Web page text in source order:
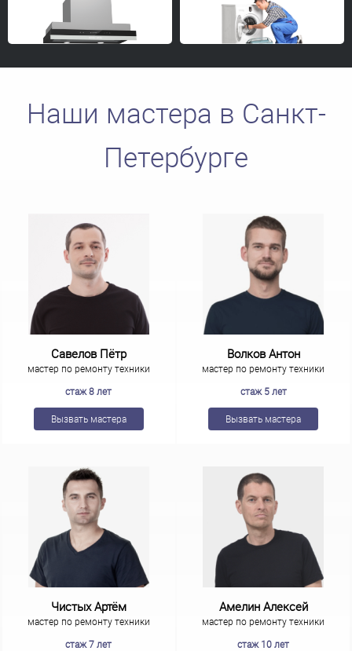
Наши мастера в Санкт-
Петербурге
Савелов Пётр
мастер по ремонту техники
стаж 8 лет
Вызвать мастера
Волков Антон
мастер по ремонту техники
стаж 5 лет
Вызвать мастера
Чистых Артём
мастер по ремонту техники
стаж 7 лет
Амелин Алексей
мастер по ремонту техники
стаж 10 лет